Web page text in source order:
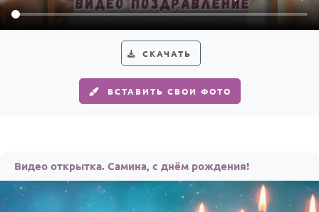
СКАЧАТЬ
ВСТАВИТЬ СВОИ ФОТО
Видео открытка. Самина, с днём рождения!